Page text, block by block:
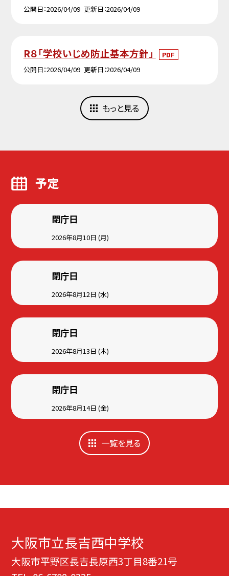
公開日 2026/04/09 更新日 2026/04/09
R８「学校いじめ防止基本方針」
PDF
公開日 2026/04/09 更新日 2026/04/09
もっと見る
予定
閉庁日
2026年8月10日 (月)
閉庁日
2026年8月12日 (水)
閉庁日
2026年8月13日 (木)
閉庁日
2026年8月14日 (金)
一覧を見る
大阪市立長吉西中学校
大阪市平野区長吉長原西3丁目8番21号